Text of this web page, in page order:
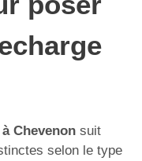
Chevenon suit
selon le type